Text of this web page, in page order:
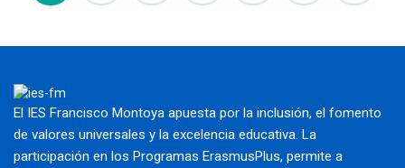
El IES Francisco Montoya apuesta por la inclusión, el fomento
de valores universales y la excelencia educativa. La
participación en los Programas ErasmusPlus, permite a